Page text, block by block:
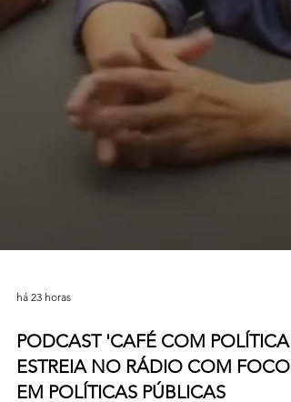
há 23 horas
PODCAST 'CAFÉ COM POLÍTICA'